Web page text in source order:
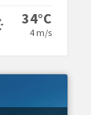
34°C
4 m/s